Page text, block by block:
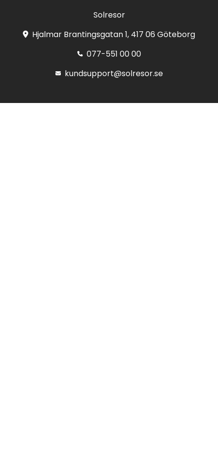
Solresor
Hjalmar Brantingsgatan 1, 417 06 Göteborg
077-551 00 00
kundsupport@solresor.se